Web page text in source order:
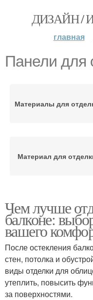
ДИЗАЙН /
главная
Панели для
Материалы для
Материал для
Дизайн для отделки
Материалы для
красивой отделки
Чем лучше
балконе:
вашего
После остекления
стен, потолка и
виды отделки для
утеплить, повысить
за поверхностями.